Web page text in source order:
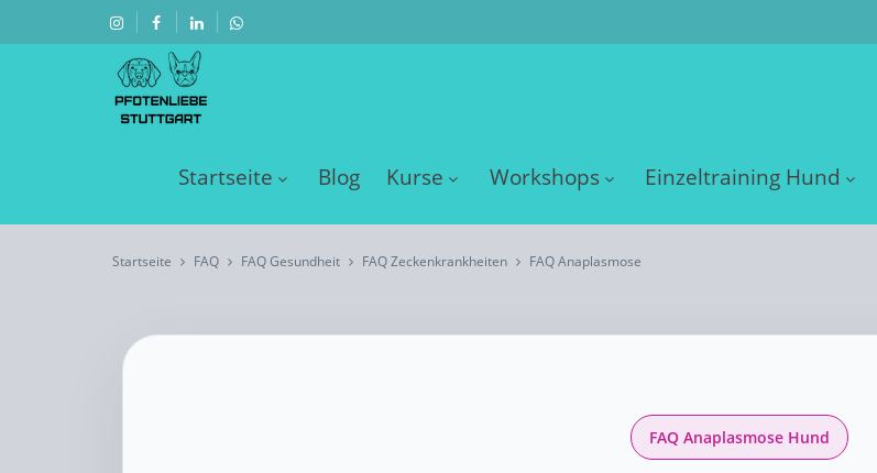
Startseite Blog Kurse Workshops Einzeltraining Hund
Startseite FAQ FAQ Gesundheit FAQ Zeckenkrankheiten FAQ Anaplasmose
FAQ Anaplasmose Hund